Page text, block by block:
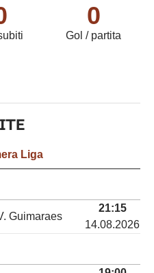
0
Gol / partita
Liga
Guimaraes
21:15
14.08.2026